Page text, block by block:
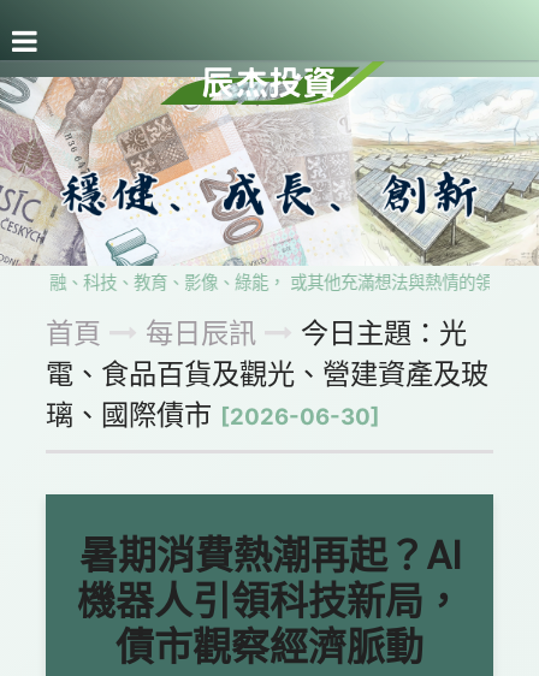
金融、科技、教育、影像、綠能， 或其他充滿想法與熱情的領域，
首頁 每日辰訊
今日主題：光
電、食品百貨及觀光、營建資產及玻
璃、國際債市 [2026-06-30]
暑期消費熱潮再起？AI
機器人引領科技新局，
債市觀察經濟脈動